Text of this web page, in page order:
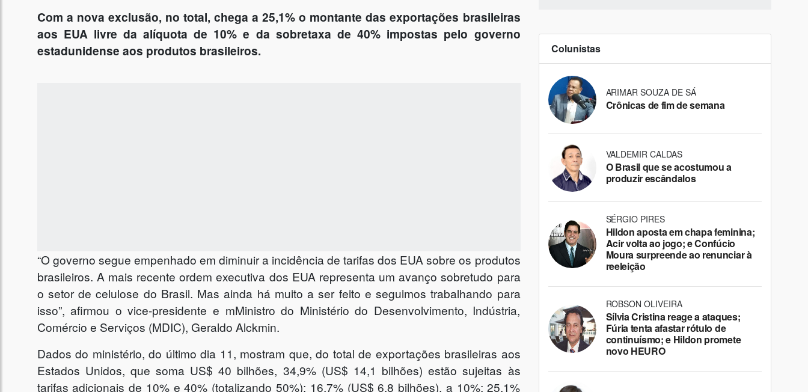
Com a nova exclusão, no total, chega a 25,1% o montante das exportações brasileiras
aos EUA livre da alíquota de 10% e da sobretaxa de 40% impostas pelo governo
estadunidense aos produtos brasileiros.
“O governo segue empenhado em diminuir a incidência de tarifas dos EUA sobre os produtos
brasileiros. A mais recente ordem executiva dos EUA representa um avanço sobretudo para
o setor de celulose do Brasil. Mas ainda há muito a ser feito e seguimos trabalhando para
isso”, afirmou o vice-presidente e mMinistro do Ministério do Desenvolvimento, Indústria,
Comércio e Serviços (MDIC), Geraldo Alckmin.
Dados do ministério, do último dia 11, mostram que, do total de exportações brasileiras aos
Estados Unidos, que soma US$ 40 bilhões, 34,9% (US$ 14,1 bilhões) estão sujeitas às
tarifas adicionais de 10% e 40% (totalizando 50%); 16,7% (US$ 6,8 bilhões), a 10%; 25,1%
Colunistas
ARIMAR SOUZA DE SÁ
Crônicas de fim de semana
VALDEMIR CALDAS
O Brasil que se acostumou a
produzir escândalos
SÉRGIO PIRES
Hildon aposta em chapa feminina;
Acir volta ao jogo; e Confúcio
Moura surpreende ao renunciar à
reeleição
ROBSON OLIVEIRA
Sílvia Cristina reage a ataques;
Fúria tenta afastar rótulo de
continuísmo; e Hildon promete
novo HEURO